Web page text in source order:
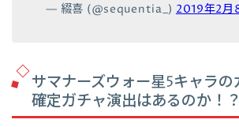
— 綴喜 (@sequentia_) 2019年2月
サマナーズウォー星5キャラ
確定ガチャ演出はあるのか！